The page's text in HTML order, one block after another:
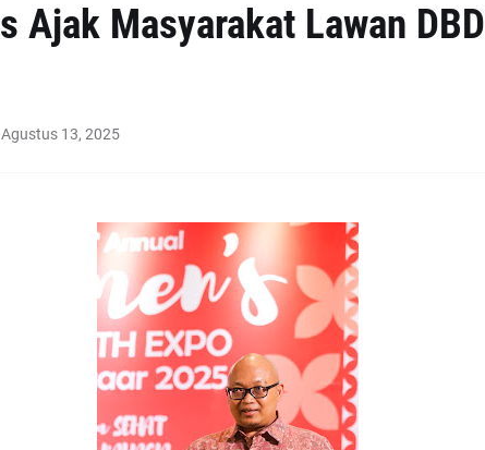
Ajak Masyarakat Lawan DBD
Agustus 13, 2025